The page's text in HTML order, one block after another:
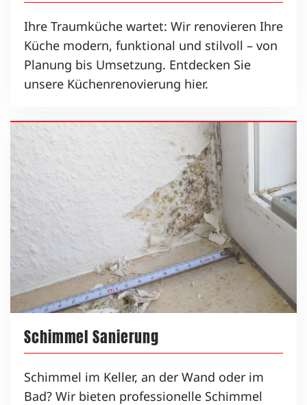
Ihre Traumküche wartet: Wir renovieren Ihre
Küche modern, funktional und stilvoll – von
Planung bis Umsetzung. Entdecken Sie
unsere Küchenrenovierung hier.
Schimmel Sanierung
Schimmel im Keller, an der Wand oder im
Bad? Wir bieten professionelle Schimmel